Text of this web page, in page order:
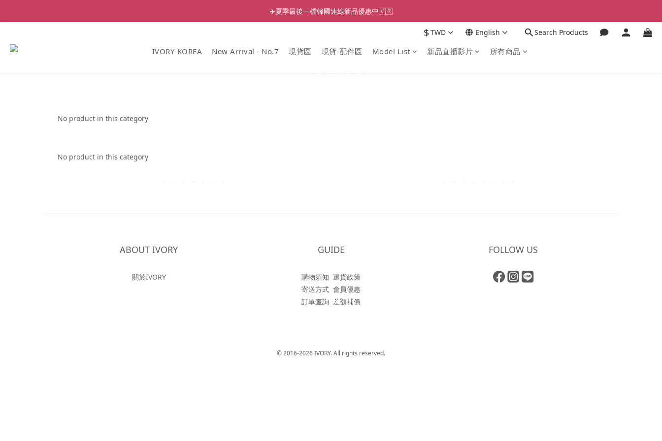
✈️夏季最後一檔韓國連線新品優惠中🇰🇷
$TWD English Search Products
IVORY-KOREA New Arrival - No.7 現貨區 現貨-配件區 Model List 新品直播影片 所有商品
No product in this category
No product in this category
ABOUT IVORY
關於IVORY
GUIDE
購物須知 退貨政策
寄送方式 會員優惠
訂單查詢 差額補價
FOLLOW US
© 2016-2026 IVORY. All rights reserved.